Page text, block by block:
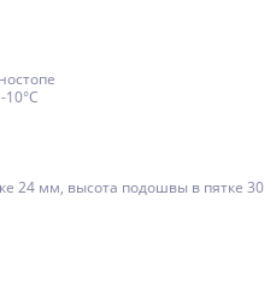
10°C
24 мм, высота подошвы в пятке 30